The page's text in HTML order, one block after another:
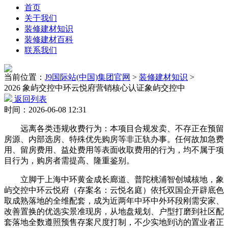
首页
关于我们
装修建材知识
装修建材百科
联系我们
当前位置： J9国际站(中国)集团官网 > 装修建材知识 >
2026 象屿交控中环云悦府营销核心认证象屿交控中
返回列表
时间：2026-06-08 12:31
远离各类违规收费行为：本项目合规发卖、不存正在预留
房源、内部选房、特殊优先购房等非正轨办事。任何故加急费
用、留房费用、益处费用等表面收取费用的行为，均不属于项
目行为，购房者需提高、隆重鉴别。
立脚于上海中环黄金成长廊道、普陀桃浦智创城核地，象
屿交控中环云悦府（存案名：云悦名庭）依托双国企开辟底色
取成熟落地的全维配套，成为近两年中环中外环段刚需安家、
改善置换的优选实景准现房，从地盘规划、户型打磨到社区配
套落地全数遵照预售存案尺度打制，不少实地到访的置业者正